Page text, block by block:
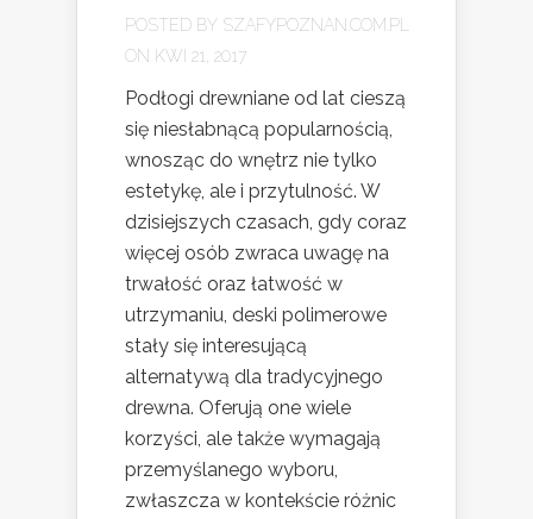
POSTED BY SZAFYPOZNAN.COM.PL
ON KWI 21, 2017
Podłogi drewniane od lat cieszą
się niesłabnącą popularnością,
wnosząc do wnętrz nie tylko
estetykę, ale i przytulność. W
dzisiejszych czasach, gdy coraz
więcej osób zwraca uwagę na
trwałość oraz łatwość w
utrzymaniu, deski polimerowe
stały się interesującą
alternatywą dla tradycyjnego
drewna. Oferują one wiele
korzyści, ale także wymagają
przemyślanego wyboru,
zwłaszcza w kontekście różnic